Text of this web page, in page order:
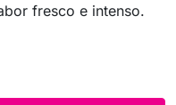
fresco e intenso.